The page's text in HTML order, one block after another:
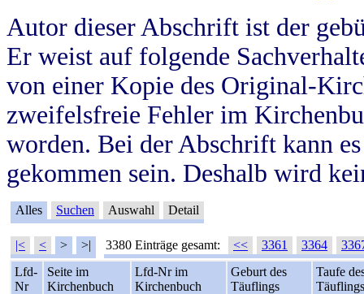
Autor dieser Abschrift ist der
Er weist auf folgende
von einer Kopie des Original-
zweifelsfreie Fehler im
worden. Bei der Abschrift kann
gekommen sein. Deshalb wird
Alles Suchen Auswahl Detail
|< < > >| 3380 Einträge gesamt: << 3361 3364
Lfd-
Nr
Seite im
Kirchenbuch
Lfd-Nr im
Kirchenbuch
Geburt des
Täuflings
Taufe
Täuflings